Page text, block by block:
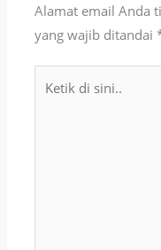
Alamat email Anda
yang wajib ditandai